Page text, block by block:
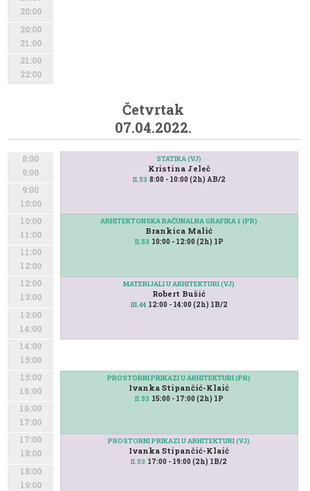
20:00
20:00
21:00
21:00
22:00
Četvrtak
07.04.2022.
8:00
9:00
9:00
10:00
10:00
11:00
11:00
12:00
12:00
13:00
13:00
14:00
14:00
15:00
15:00
16:00
16:00
17:00
17:00
18:00
18:00
19:00
STATIKA (VJ)
Kristina Jeleč
II.53 8:00 - 10:00 (2h) AB/2
ARHITEKTONSKA RAČUNALNA GRAFIKA 1 (PR)
Brankica Malić
II.53 10:00 - 12:00 (2h) 1P
PROSTORNI PRIKAZI U ARHITEKTURI (PR)
Ivanka Stipančić-Klaić
II.53 15:00 - 17:00 (2h) 1P
MATERIJALI U ARHITEKTURI (VJ)
Robert Bušić
III.44 12:00 - 14:00 (2h) 1B/2
PROSTORNI PRIKAZI U ARHITEKTURI (VJ)
Ivanka Stipančić-Klaić
II.53 17:00 - 19:00 (2h) 1B/2